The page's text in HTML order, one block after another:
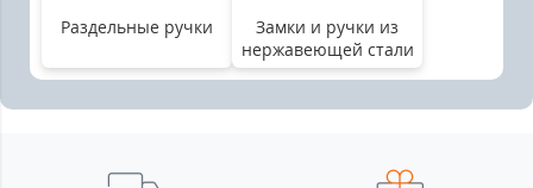
Раздельные ручки
Замки и ручки из
нержавеющей стали